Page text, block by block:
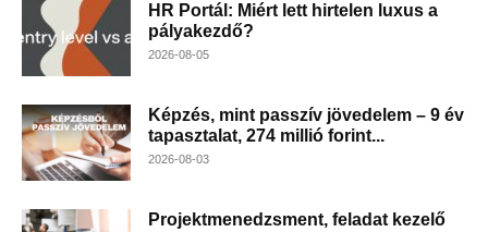
HR Portál: Miért lett hirtelen luxus a
pályakezdő?
2026-08-05
Képzés, mint passzív jövedelem – 9 év
tapasztalat, 274 millió forint...
2026-08-03
Projektmenedzsment, feladat kezelő